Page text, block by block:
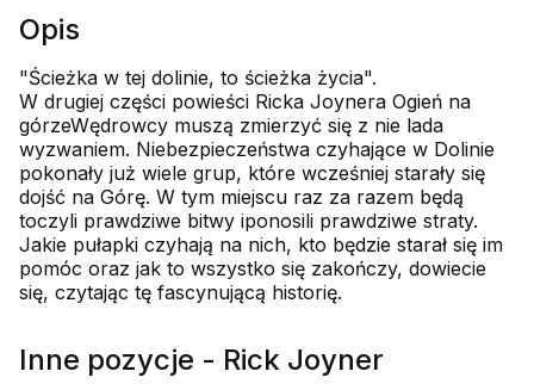
Opis
"Ścieżka w tej dolinie, to ścieżka życia".
W drugiej części powieści Ricka Joynera Ogień na
górzeWędrowcy muszą zmierzyć się z nie lada
wyzwaniem. Niebezpieczeństwa czyhające w Dolinie
pokonały już wiele grup, które wcześniej starały się
dojść na Górę. W tym miejscu raz za razem będą
toczyli prawdziwe bitwy iponosili prawdziwe straty.
Jakie pułapki czyhają na nich, kto będzie starał się im
pomóc oraz jak to wszystko się zakończy, dowiecie
się, czytając tę fascynującą historię.
Inne pozycje - Rick Joyner